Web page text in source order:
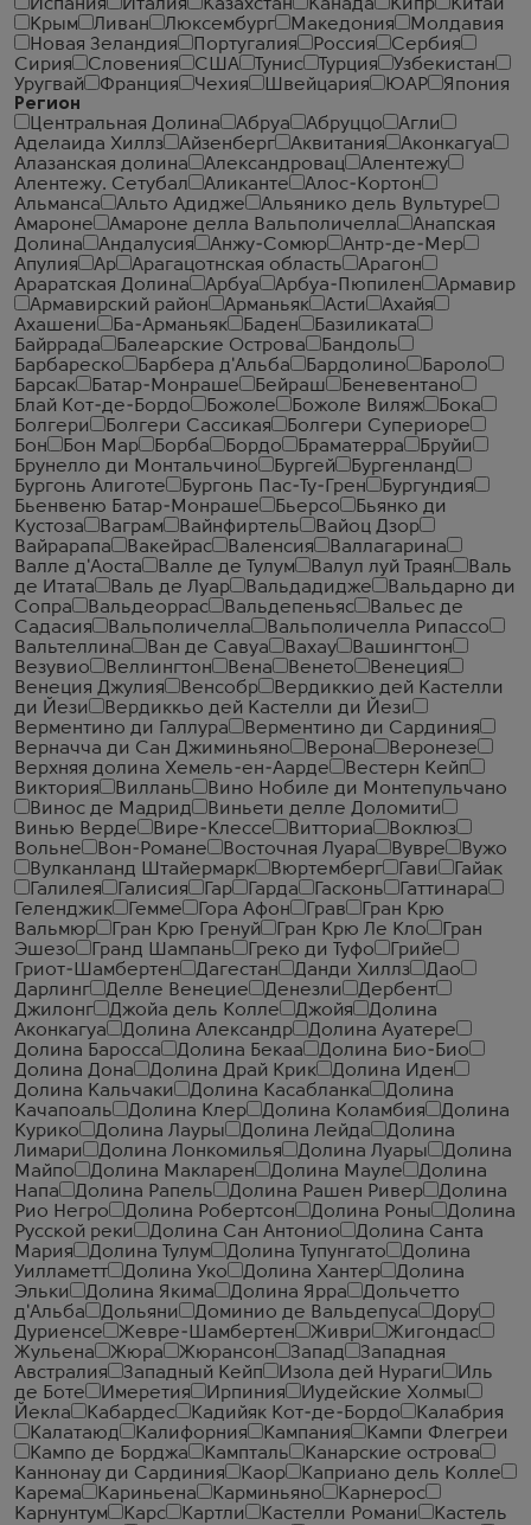
Испания
Италия Казахстан Канада Кипр
Китай
Крым
Ливан Люксембург Македония
Молдавия
Новая Зеландия
Португалия Россия
Сербия
Сирия
Словения США Тунис Турция
Узбекистан
Уругвай
Франция Чехия Швейцария ЮАР
Япония
Регион
Центральная Долина
Абруа Абруццо
Агли
Аделаида Хиллз
Айзенберг Аквитания
Аконкагуа
Алазанская долина
Александровац
Алентежу
Алентежу. Сетубал
Аликанте
Алос-Кортон
Альманса
Альто Адидже
Альянико дель Вультуре
Амароне
Амароне делла Вальполичелла
Анапская
Долина
Андалусия Анжу-Сомюр
Антр-де-Мер
Апулия
Ар Арагацотнская область
Арагон
Араратская Долина
Арбуа Арбуа-Пюпилен
Армавир
Армавирский район
Арманьяк Асти
Ахайя
Ахашени
Ба-Арманьяк Баден
Базиликата
Байррада
Балеарские Острова
Бандоль
Барбареско
Барбера д'Альба Бардолино
Бароло
Барсак
Батар-Монраше Бейраш
Беневентано
Блай Кот-де-Бордо
Божоле Божоле Виляж
Бока
Болгери
Болгери Сассикая
Болгери Супериоре
Бон
Бон Мар Борба Бордо Браматерра
Бруйи
Брунелло ди Монтальчино
Бургей
Бургенланд
Бургонь Алиготе
Бургонь Пас-Ту-Грен
Бургундия
Бьенвеню Батар-Монраше
Бьерсо
Бьянко ди
Кустоза
Ваграм Вайнфиртель
Вайоц Дзор
Вайрарапа
Вакейрас Валенсия
Валлагарина
Валле д'Аоста
Валле де Тулум Валул луй Траян
Валь
де Итата
Валь де Луар Вальдадидже
Вальдарно ди
Сопра
Вальдеоррас Вальдепеньяс
Вальес де
Садасия
Вальполичелла
Вальполичелла Рипассо
Вальтеллина
Ван де Савуа Вахау
Вашингтон
Везувио
Веллингтон Вена Венето
Венеция
Венеция Джулия
Венсобр
Вердиккио дей Кастелли
ди Йези
Вердиккьо дей Кастелли ди Йези
Верментино ди Галлура
Верментино ди Сардиния
Верначча ди Сан Джиминьяно
Верона
Веронезе
Верхняя долина Хемель-ен-Аарде
Вестерн Кейп
Виктория
Виллань
Вино Нобиле ди Монтепульчано
Винос де Мадрид
Виньети делле Доломити
Винью Верде
Вире-Клессе Витториа
Воклюз
Вольне
Вон-Романе Восточная Луара Вувре
Вужо
Вулканланд Штайермарк
Вюртемберг Гави
Гайак
Галилея
Галисия Гар Гарда Гасконь
Гаттинара
Геленджик
Гемме Гора Афон Грав
Гран Крю
Вальмюр
Гран Крю Гренуй Гран Крю Ле Кло
Гран
Эшезо
Гранд Шампань Греко ди Туфо
Грийе
Гриот-Шамбертен
Дагестан Данди Хиллз
Дао
Дарлинг
Делле Венецие Денезли
Дербент
Джилонг
Джойа дель Колле Джойя
Долина
Аконкагуа
Долина Александр
Долина Ауатере
Долина Баросса
Долина Бекаа
Долина Био-Био
Долина Дона
Долина Драй Крик
Долина Иден
Долина Кальчаки
Долина Касабланка
Долина
Качапоаль
Долина Клер Долина Коламбия
Долина
Курико
Долина Лауры Долина Лейда
Долина
Лимари
Долина Лонкомилья Долина Луары
Долина
Майпо
Долина Макларен Долина Мауле
Долина
Напа
Долина Рапель Долина Рашен Ривер
Долина
Рио Негро
Долина Робертсон Долина Роны
Долина
Русской реки
Долина Сан Антонио
Долина Санта
Мария
Долина Тулум Долина Тупунгато
Долина
Уилламетт
Долина Уко Долина Хантер
Долина
Эльки
Долина Якима Долина Ярра
Дольчетто
д'Альба
Дольяни Доминио де Вальдепуса
Дору
Дуриенсе
Жевре-Шамбертен Живри
Жигондас
Жульена
Жюра Жюрансон Запад
Западная
Австралия
Западный Кейп Изола дей Нураги
Иль
де Боте
Имеретия Ирпиния
Иудейские Холмы
Йекла
Кабардес Кадийяк Кот-де-Бордо
Калабрия
Калатаюд
Калифорния Кампания
Кампи Флегреи
Кампо де Борджа
Кампталь
Канарские острова
Каннонау ди Сардиния
Каор
Каприано дель Колле
Карема
Кариньена Карминьяно
Карнерос
Карнунтум
Карс Картли Кастелли Романи
Кастель